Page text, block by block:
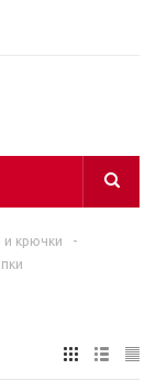
и крючки
-